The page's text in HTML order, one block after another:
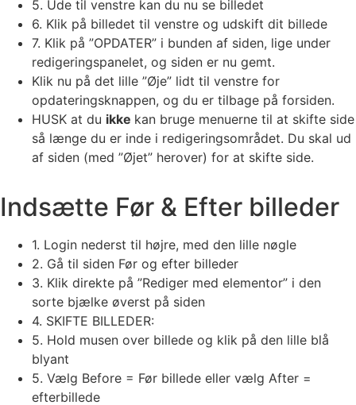
5. Ude til venstre kan du nu se billedet
6. Klik på billedet til venstre og udskift dit billede
7. Klik på ”OPDATER” i bunden af siden, lige under
redigeringspanelet, og siden er nu gemt.
Klik nu på det lille ”Øje” lidt til venstre for
opdateringsknappen, og du er tilbage på forsiden.
HUSK at du ikke kan bruge menuerne til at skifte side
så længe du er inde i redigeringsområdet. Du skal ud
af siden (med ”Øjet” herover) for at skifte side.
Indsætte Før & Efter billeder
1. Login nederst til højre, med den lille nøgle
2. Gå til siden Før og efter billeder
3. Klik direkte på ”Rediger med elementor” i den
sorte bjælke øverst på siden
4. SKIFTE BILLEDER:
5. Hold musen over billede og klik på den lille blå
blyant
5. Vælg Before = Før billede eller vælg After =
efterbillede